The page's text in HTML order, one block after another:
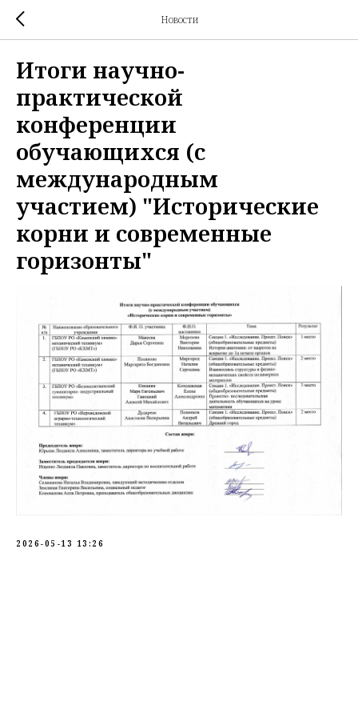
Новости
Итоги научно-
практической
конференции
обучающихся (с
международным
участием) "Исторические
корни и современные
горизонты"
2026-05-13 13:26